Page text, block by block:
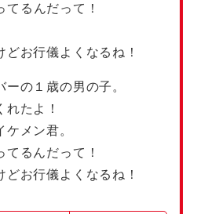
るんだって！
お行儀よくなるね！
の１歳の男の子。
たよ！
メン君。
るんだって！
お行儀よくなるね！